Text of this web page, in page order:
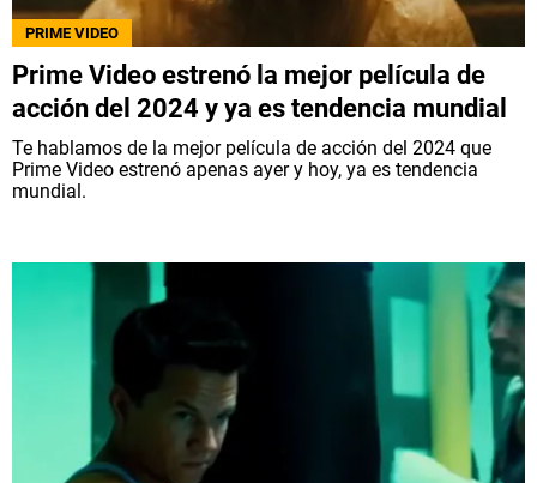
PRIME VIDEO
Prime Video estrenó la mejor película de
acción del 2024 y ya es tendencia mundial
Te hablamos de la mejor película de acción del 2024 que
Prime Video estrenó apenas ayer y hoy, ya es tendencia
mundial.